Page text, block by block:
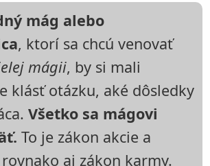
mág alebo
, ktorí sa chcú venovať
mágii, by si mali
klásť otázku, aké dôsledky
Všetko sa mágovi
To je zákon akcie a
aj zákon karmy.